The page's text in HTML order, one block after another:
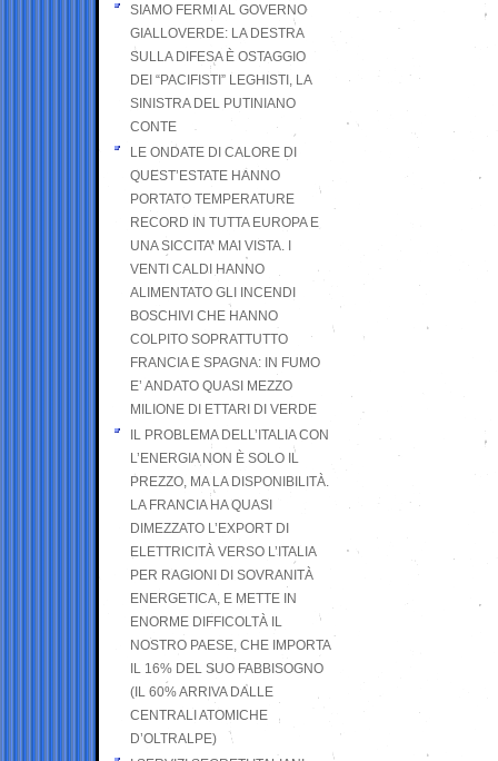
SIAMO FERMI AL GOVERNO
GIALLOVERDE: LA DESTRA
SULLA DIFESA È OSTAGGIO
DEI “PACIFISTI” LEGHISTI, LA
SINISTRA DEL PUTINIANO
CONTE
LE ONDATE DI CALORE DI
QUEST’ESTATE HANNO
PORTATO TEMPERATURE
RECORD IN TUTTA EUROPA E
UNA SICCITA’ MAI VISTA. I
VENTI CALDI HANNO
ALIMENTATO GLI INCENDI
BOSCHIVI CHE HANNO
COLPITO SOPRATTUTTO
FRANCIA E SPAGNA: IN FUMO
E’ ANDATO QUASI MEZZO
MILIONE DI ETTARI DI VERDE
IL PROBLEMA DELL’ITALIA CON
L’ENERGIA NON È SOLO IL
PREZZO, MA LA DISPONIBILITÀ.
LA FRANCIA HA QUASI
DIMEZZATO L’EXPORT DI
ELETTRICITÀ VERSO L’ITALIA
PER RAGIONI DI SOVRANITÀ
ENERGETICA, E METTE IN
ENORME DIFFICOLTÀ IL
NOSTRO PAESE, CHE IMPORTA
IL 16% DEL SUO FABBISOGNO
(IL 60% ARRIVA DALLE
CENTRALI ATOMICHE
D’OLTRALPE)